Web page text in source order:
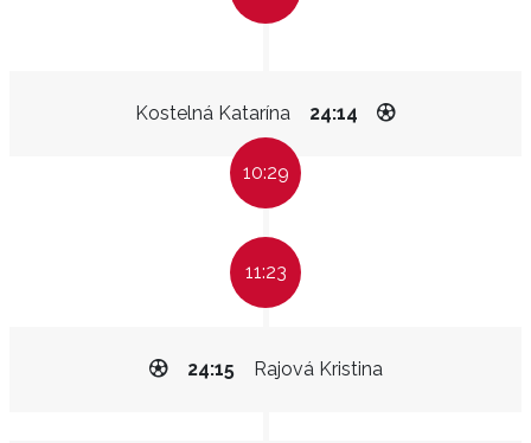
Kostelná Katarína 24:14
10:29
11:23
Rajová Kristina
24:15